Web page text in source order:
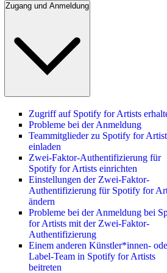
Zugang und Anmeldung
Zugriff auf Spotify for Artists
Probleme bei der Anmeldung
Teammitglieder zu Spotify for
einladen
Zwei-Faktor-Authentifizierung für
Spotify for Artists einrichten
Einstellungen der Zwei-Faktor-
Authentifizierung für Spotify for
ändern
Probleme bei der Anmeldung bei
for Artists mit der Zwei-Faktor-
Authentifizierung
Einem anderen Künstler*innen-
Label-Team in Spotify for Artists
beitreten